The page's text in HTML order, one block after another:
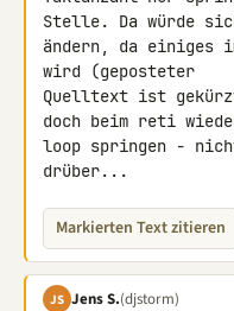
Stelle. Da würde
ändern, da einiges
wird (geposteter
Quelltext ist
doch beim reti
loop springen -
drüber...
Markierten Text zitieren
JS Jens S.(djstorm)